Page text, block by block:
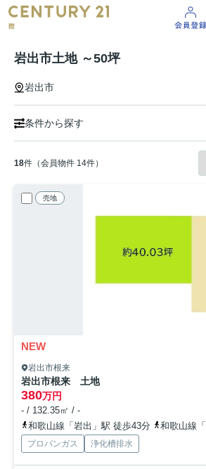
岩出市土地 ～50坪
岩出市
条件から探す
18件（会員物件 14件）
売地
NEW
岩出市根来
岩出市根来 土地
380万円
- / 132.35㎡ / -
和歌山線「岩出」駅 徒歩43分
和歌山線
プロパンガス 浄化槽排水